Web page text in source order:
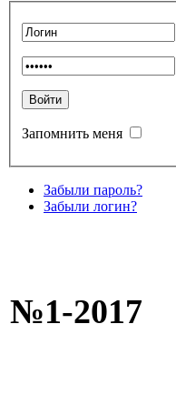
Запомнить меня
Забыли пароль?
Забыли логин?
№1-2017